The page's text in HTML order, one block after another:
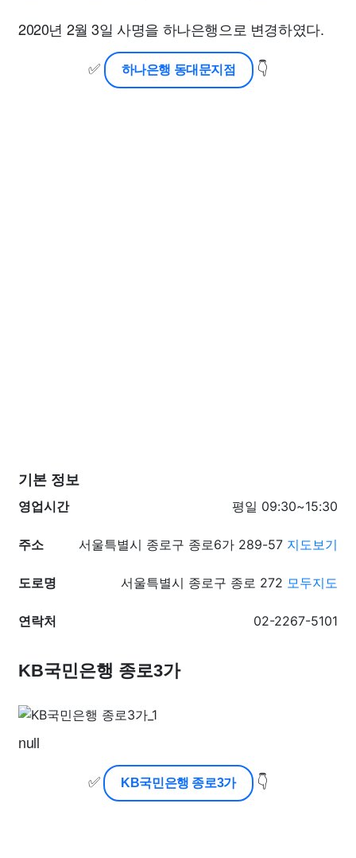
2020년 2월 3일 사명을 하나은행으로 변경하였다.
✅
하나은행 동대문지점 👇
기본 정보
영업시간
평일 09:30~15:30
주소 서울특별시 종로구 종로6가 289-57 지도보기
도로명 서울특별시 종로구 종로 272 모두지도
연락처 02-2267-5101
KB국민은행 종로3가
null
✅
KB국민은행 종로3가 👇